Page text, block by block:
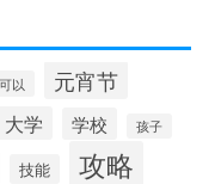
以 元宵节
大学 学校 孩子
技能 攻略